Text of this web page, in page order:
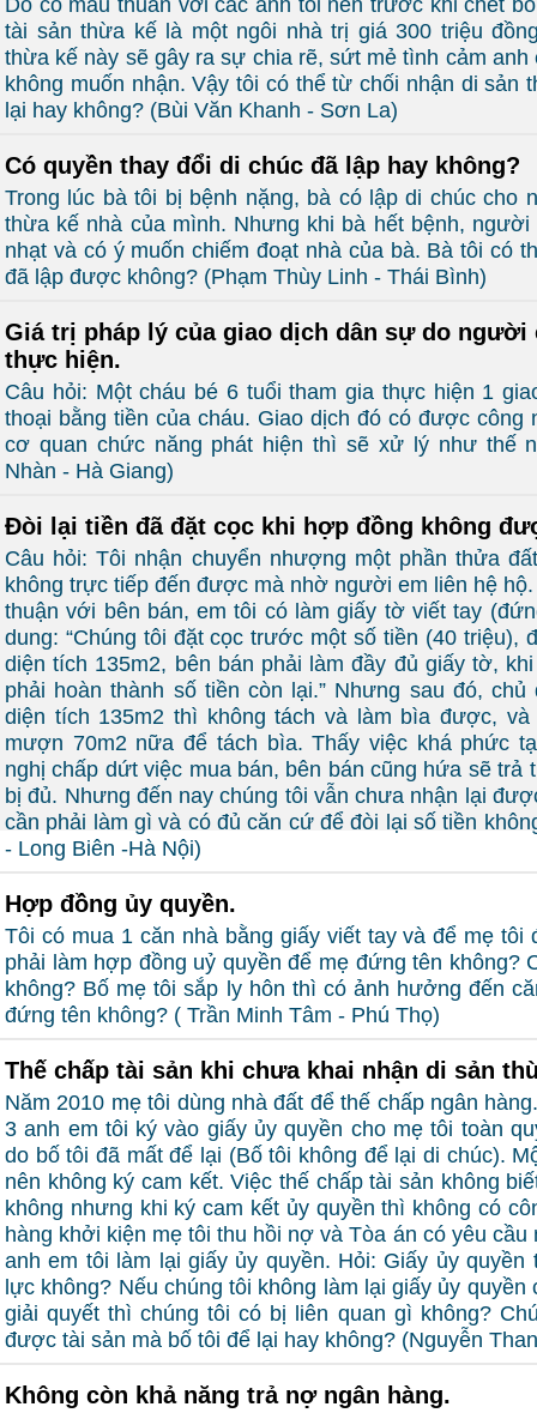
tài sản thừa kế là một ngôi nhà trị giá 300 triệu
thừa kế này sẽ gây ra sự chia rẽ, sứt mẻ tình cảm anh
không muốn nhận. Vậy tôi có thể từ chối nhận di sản
lại hay không? (Bùi Văn Khanh - Sơn La)
Có quyền thay đổi di chúc đã lập hay không?
Trong lúc bà tôi bị bệnh nặng, bà có lập di chúc cho
thừa kế nhà của mình. Nhưng khi bà hết bệnh,
nhạt và có ý muốn chiếm đoạt nhà của bà. Bà tôi có
đã lập được không? (Phạm Thùy Linh - Thái Bình)
Giá trị pháp lý của giao dịch dân sự do người
thực hiện.
Câu hỏi: Một cháu bé 6 tuổi tham gia thực hiện 1
thoại bằng tiền của cháu. Giao dịch đó có được công
cơ quan chức năng phát hiện thì sẽ xử lý như thế
Nhàn - Hà Giang)
Đòi lại tiền đã đặt cọc khi hợp đồng không
Câu hỏi: Tôi nhận chuyển nhượng một phần thửa
không trực tiếp đến được mà nhờ người em liên hệ
thuận với bên bán, em tôi có làm giấy tờ viết tay
dung: “Chúng tôi đặt cọc trước một số tiền (40 triệu),
diện tích 135m2, bên bán phải làm đầy đủ giấy tờ,
phải hoàn thành số tiền còn lại.” Nhưng sau đó,
diện tích 135m2 thì không tách và làm bìa được,
mượn 70m2 nữa để tách bìa. Thấy việc khá phức
nghị chấp dứt việc mua bán, bên bán cũng hứa sẽ trả
bị đủ. Nhưng đến nay chúng tôi vẫn chưa nhận lại
cần phải làm gì và có đủ căn cứ để đòi lại số tiền
- Long Biên -Hà Nội)
Hợp đồng ủy quyền.
Tôi có mua 1 căn nhà bằng giấy viết tay và để mẹ tôi
phải làm hợp đồng uỷ quyền để mẹ đứng tên không?
không? Bố mẹ tôi sắp ly hôn thì có ảnh hưởng đến
đứng tên không? ( Trần Minh Tâm - Phú Thọ)
Thế chấp tài sản khi chưa khai nhận di sản
Năm 2010 mẹ tôi dùng nhà đất để thế chấp ngân
3 anh em tôi ký vào giấy ủy quyền cho mẹ tôi toàn
do bố tôi đã mất để lại (Bố tôi không để lại di chúc).
nên không ký cam kết. Việc thế chấp tài sản không
không nhưng khi ký cam kết ủy quyền thì không có
hàng khởi kiện mẹ tôi thu hồi nợ và Tòa án có yêu cầu
anh em tôi làm lại giấy ủy quyền. Hỏi: Giấy ủy quyền
lực không? Nếu chúng tôi không làm lại giấy ủy quyền
giải quyết thì chúng tôi có bị liên quan gì không?
được tài sản mà bố tôi để lại hay không? (Nguyễn
Không còn khả năng trả nợ ngân hàng.